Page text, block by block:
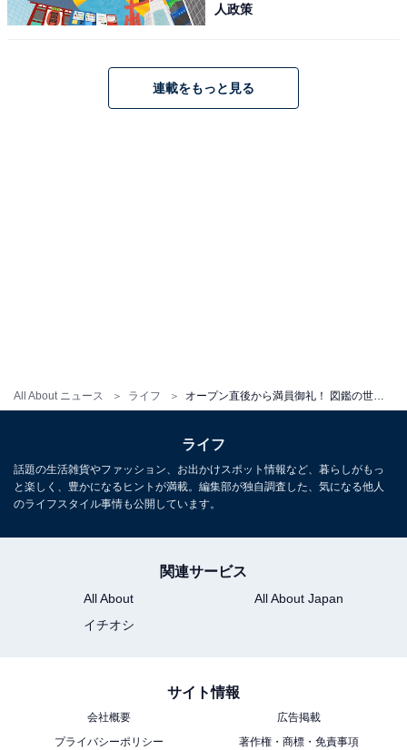
All About ニュース ライフ
館内へ入る前に受け取るのがナビゲーターアイテム『記
れるスペースへ。ガイダンスのナレーションを務めるの
は、『風の谷のナウシカ』のナウシカ役などでおなじ
み、声優の島本須美さんです。日常から、デジタルと大
人政策
連載をもっと見る
ライフ
話題の生活雑貨やファッション、お出かけスポット情報など、暮らしがもっ
と楽しく、豊かになるヒントが満載。編集部が独自調査した、気になる他人
のライフスタイル事情も公開しています。
関連サービス
All About
All About Japan
イチオシ
サイト情報
会社概要
広告掲載
プライバシーポリシー
著作権・商標・免責事項